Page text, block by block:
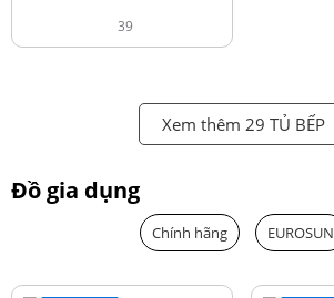
39
Xem thêm 29 TỦ BẾP
Đồ gia dụng
Chính hãng EUROSUN